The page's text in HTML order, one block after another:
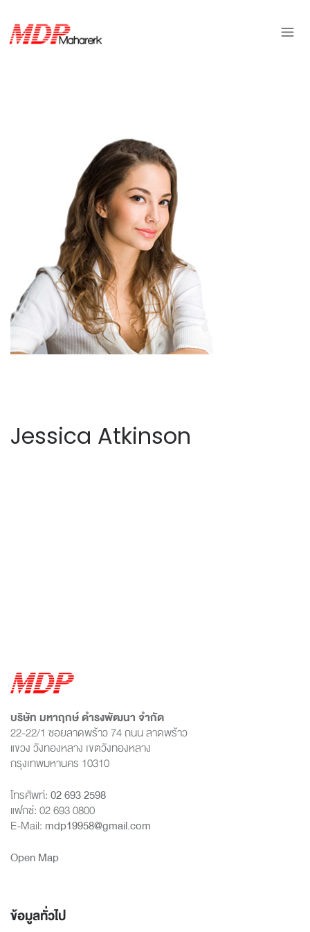
Jessica Atkinson
บริษัท มหาฤกษ์ ดำรงพัฒนา จำกัด
22-22/1 ซอยลาดพร้าว 74 ถนน ลาดพร้าว
แขวง วังทองหลาง เขตวังทองหลาง
กรุงเทพมหานคร 10310
โทรศัพท์:02 693 2598
แฟกซ์: 02 693 0800
E-Mail: mdp19958@gmail.com
Open Map
ข้อมูลทั่วไป